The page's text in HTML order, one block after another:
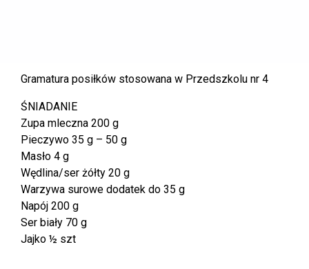
Gramatura posiłków stosowana w Przedszkolu nr 4
ŚNIADANIE
Zupa mleczna 200 g
Pieczywo 35 g – 50 g
Masło 4 g
Wędlina/ser żółty 20 g
Warzywa surowe dodatek do 35 g
Napój 200 g
Ser biały 70 g
Jajko ½ szt